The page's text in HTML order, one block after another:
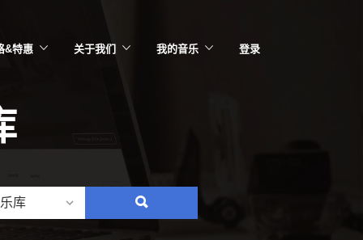
&特惠 关于我们 我的音乐 登录
库
搜